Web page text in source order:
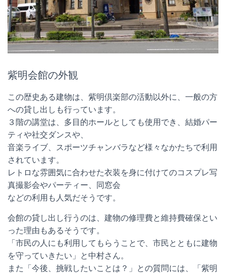
紫明会館の外観
この歴史ある建物は、紫明倶楽部の活動以外に、一般の方
への貸し出しも行っています。
３階の講堂は、多目的ホールとしても使用でき、結婚パー
ティや社交ダンスや、
音楽ライブ、スポーツチャンバラなど様々なかたちで利用
されています。
レトロな雰囲気に合わせた衣装を身に付けてのコスプレ写
真撮影会やパーティー、同窓会
などの利用も人気だそうです。
会館の貸し出し行うのは、建物の修理費と維持費確保とい
った理由もあるそうです。
「市民の人にも利用してもらうことで、市民とともに建物
を守っていきたい」と中村さん。
また「今後、挑戦したいことは？」との質問には、「紫明